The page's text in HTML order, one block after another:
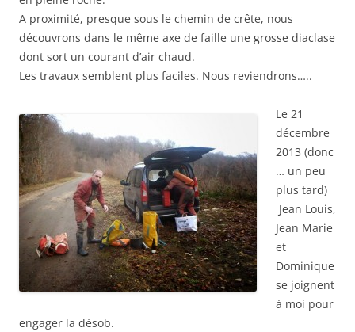
A proximité, presque sous le chemin de crête, nous
découvrons dans le même axe de faille une grosse diaclase
dont sort un courant d’air chaud.
Les travaux semblent plus faciles. Nous reviendrons…..
Le 21
décembre
2013 (donc
… un peu
plus tard)
Jean Louis,
Jean Marie
et
Dominique
se joignent
à moi pour
engager la désob.